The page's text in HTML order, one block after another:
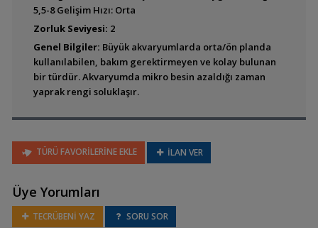
Cryptocoryne alba
5,5-8 Gelişim Hızı: Orta
Zorluk Seviyesi: 2
Genel Bilgiler: Büyük akvaryumlarda orta/ön planda
kullanılabilen, bakım gerektirmeyen ve kolay bulunan
bir türdür. Akvaryumda mikro besin azaldığı zaman
yaprak rengi soluklaşır.
TÜRÜ FAVORİLERİNE EKLE İLAN VER
Üye Yorumları
TECRÜBENİ YAZ SORU SOR